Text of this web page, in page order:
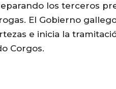
los terceros
El Gobierno
e inicia la
Corgos.